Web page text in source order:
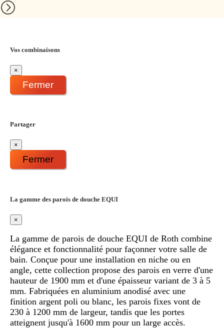
Vos combinaisons
×
Fermer
Partager
×
Fermer
La gamme des parois de douche EQUI
×
La gamme de parois de douche EQUI de Roth combine
élégance et fonctionnalité pour façonner votre salle de
bain. Conçue pour une installation en niche ou en
angle, cette collection propose des parois en verre d'une
hauteur de 1900 mm et d'une épaisseur variant de 3 à 5
mm. Fabriquées en aluminium anodisé avec une
finition argent poli ou blanc, les parois fixes vont de
230 à 1200 mm de largeur, tandis que les portes
atteignent jusqu'à 1600 mm pour un large accès.